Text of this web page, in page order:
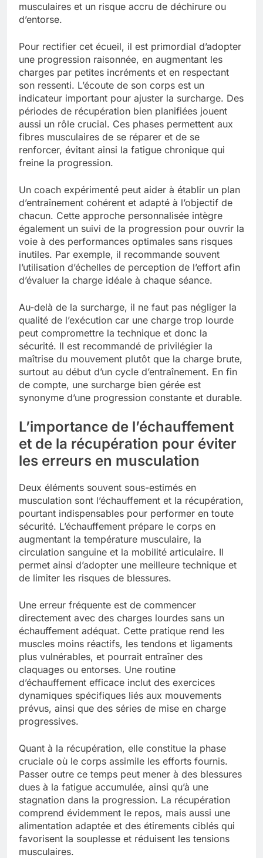
musculaires et un risque accru de déchirure ou
d’entorse.
Pour rectifier cet écueil, il est primordial d’adopter
une progression raisonnée, en augmentant les
charges par petites incréments et en respectant
son ressenti. L’écoute de son corps est un
indicateur important pour ajuster la surcharge. Des
périodes de récupération bien planifiées jouent
aussi un rôle crucial. Ces phases permettent aux
fibres musculaires de se réparer et de se
renforcer, évitant ainsi la fatigue chronique qui
freine la progression.
Un coach expérimenté peut aider à établir un plan
d’entraînement cohérent et adapté à l’objectif de
chacun. Cette approche personnalisée intègre
également un suivi de la progression pour ouvrir la
voie à des performances optimales sans risques
inutiles. Par exemple, il recommande souvent
l’utilisation d’échelles de perception de l’effort afin
d’évaluer la charge idéale à chaque séance.
Au-delà de la surcharge, il ne faut pas négliger la
qualité de l’exécution car une charge trop lourde
peut compromettre la technique et donc la
sécurité. Il est recommandé de privilégier la
maîtrise du mouvement plutôt que la charge brute,
surtout au début d’un cycle d’entraînement. En fin
de compte, une surcharge bien gérée est
synonyme d’une progression constante et durable.
L’importance de l’échauffement
et de la récupération pour éviter
les erreurs en musculation
Deux éléments souvent sous-estimés en
musculation sont l’échauffement et la récupération,
pourtant indispensables pour performer en toute
sécurité. L’échauffement prépare le corps en
augmentant la température musculaire, la
circulation sanguine et la mobilité articulaire. Il
permet ainsi d’adopter une meilleure technique et
de limiter les risques de blessures.
Une erreur fréquente est de commencer
directement avec des charges lourdes sans un
échauffement adéquat. Cette pratique rend les
muscles moins réactifs, les tendons et ligaments
plus vulnérables, et pourrait entraîner des
claquages ou entorses. Une routine
d’échauffement efficace inclut des exercices
dynamiques spécifiques liés aux mouvements
prévus, ainsi que des séries de mise en charge
progressives.
Quant à la récupération, elle constitue la phase
cruciale où le corps assimile les efforts fournis.
Passer outre ce temps peut mener à des blessures
dues à la fatigue accumulée, ainsi qu’à une
stagnation dans la progression. La récupération
comprend évidemment le repos, mais aussi une
alimentation adaptée et des étirements ciblés qui
favorisent la souplesse et réduisent les tensions
musculaires.